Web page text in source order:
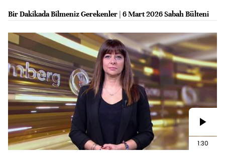
Bir Dakikada Bilmeniz Gerekenler | 6 Mart 2026 Sabah Bülteni
1:30